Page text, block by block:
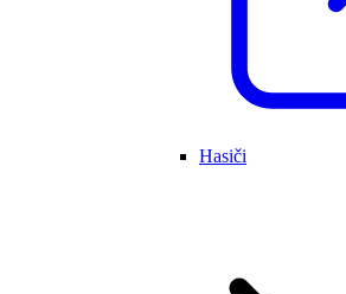
Hasiči